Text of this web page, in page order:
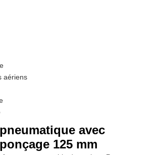
aériens
avec
125 mm